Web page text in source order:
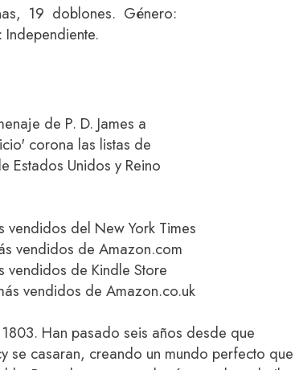
19 doblones. Género:
de P. D. James a
corona las listas de
Estados Unidos y Reino
vendidos del New York Times
vendidos de Amazon.com
vendidos de Kindle Store
vendidos de Amazon.co.uk
Han pasado seis años desde que
se casaran, creando un mundo perfecto que